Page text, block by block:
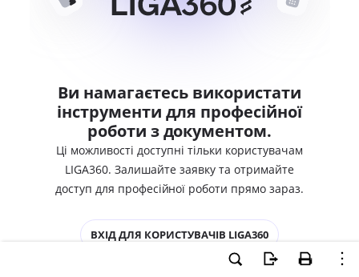
Ви намагаєтесь використати
інструменти для професійної
роботи з документом.
Ці можливості доступні тільки користувачам
LIGA360. Залишайте заявку та отримайте
доступ для професійної роботи прямо зараз.
ВХІД ДЛЯ КОРИСТУВАЧІВ LIGA360
ХОЧУ СПРОБУВАТИ LIGA360 - ОТРИМАТИ